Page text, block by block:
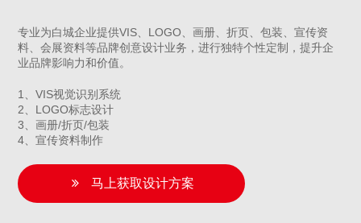
专业为白城企业提供VIS、LOGO、画册、折页、包装、宣传资
料、会展资料等品牌创意设计业务，进行独特个性定制，提升企
业品牌影响力和价值。
1、VIS视觉识别系统
2、LOGO标志设计
3、画册/折页/包装
4、宣传资料制作
马上获取设计方案